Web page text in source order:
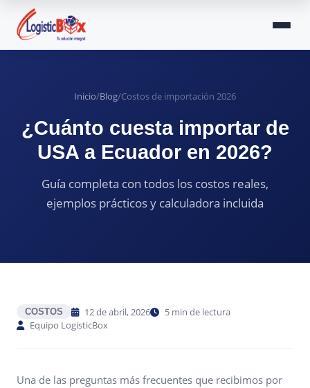
Inicio/Blog/Costos de importación 2026
¿Cuánto cuesta importar de
USA a Ecuador en 2026?
Guía completa con todos los costos reales,
ejemplos prácticos y calculadora incluida
COSTOS 12 de abril, 2026
5 min de lectura
Equipo LogisticBox
Una de las preguntas más frecuentes que recibimos por